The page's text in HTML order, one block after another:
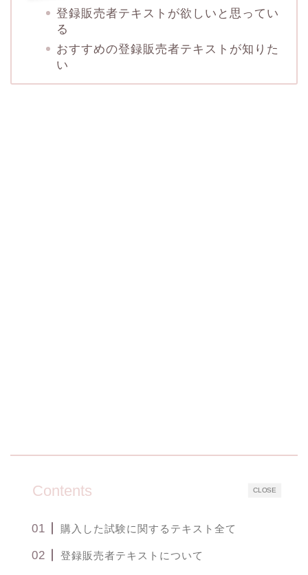
登録販売者テキストが欲しいと思ってい
る
おすすめの登録販売者テキストが知りた
い
CLOSE
Contents
購入した試験に関するテキスト全て
登録販売者テキストについて